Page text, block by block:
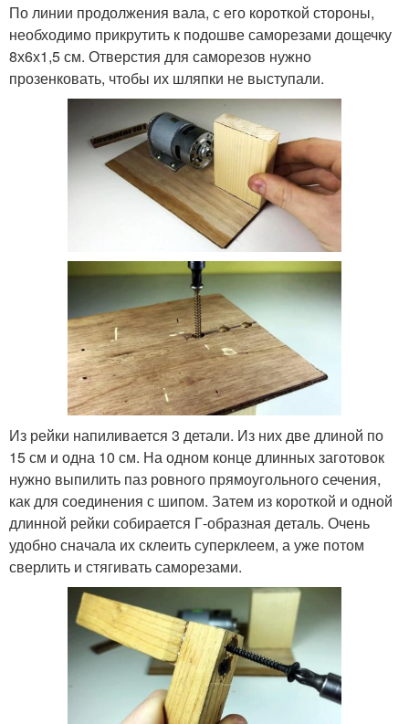
По линии продолжения вала, с его короткой стороны,
необходимо прикрутить к подошве саморезами дощечку
8х6х1,5 см. Отверстия для саморезов нужно
прозенковать, чтобы их шляпки не выступали.
Из рейки напиливается 3 детали. Из них две длиной по
15 см и одна 10 см. На одном конце длинных заготовок
нужно выпилить паз ровного прямоугольного сечения,
как для соединения с шипом. Затем из короткой и одной
длинной рейки собирается Г-образная деталь. Очень
удобно сначала их склеить суперклеем, а уже потом
сверлить и стягивать саморезами.